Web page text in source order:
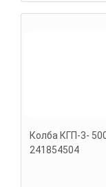
Колба КГП-3-
241854504